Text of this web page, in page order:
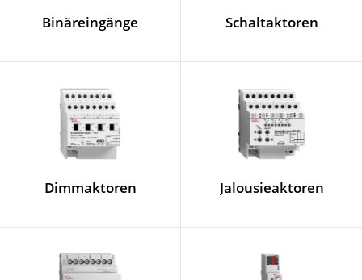
Binäreingänge Schaltaktoren
Dimmaktoren Jalousieaktoren